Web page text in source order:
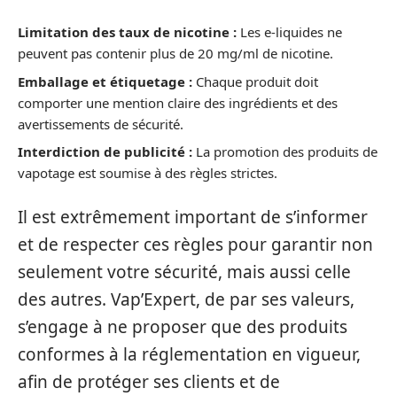
Limitation des taux de nicotine : Les e-liquides ne
peuvent pas contenir plus de 20 mg/ml de nicotine.
Emballage et étiquetage : Chaque produit doit
comporter une mention claire des ingrédients et des
avertissements de sécurité.
Interdiction de publicité : La promotion des produits de
vapotage est soumise à des règles strictes.
Il est extrêmement important de s’informer
et de respecter ces règles pour garantir non
seulement votre sécurité, mais aussi celle
des autres. Vap’Expert, de par ses valeurs,
s’engage à ne proposer que des produits
conformes à la réglementation en vigueur,
afin de protéger ses clients et de